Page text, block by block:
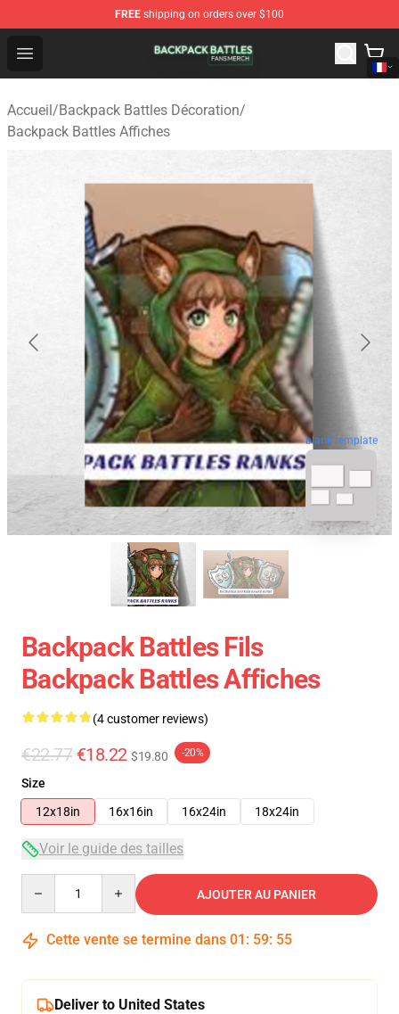
FREE shipping on orders over $100
Open menu
Backpack Battles Shop - Official Backpack Battles
Accueil/Backpack Battles Décoration/
Backpack Battles Affiches
blank template
Backpack Battles Fils
Backpack Battles Affiches
(4 customer reviews)
€22.77 €18.22 $19.80 -20%
Size
12x18in
16x16in 16x24in 18x24in
Voir le guide des tailles
AJOUTER AU PANIER
Cette vente se termine dans 01 : 59: 54
Deliver to United States